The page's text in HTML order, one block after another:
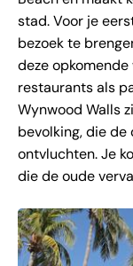
stad. Voor je
bezoek te
deze
restaurants als
Wynwood Walls
bevolking, die de
ontvluchten. Je
die de oude